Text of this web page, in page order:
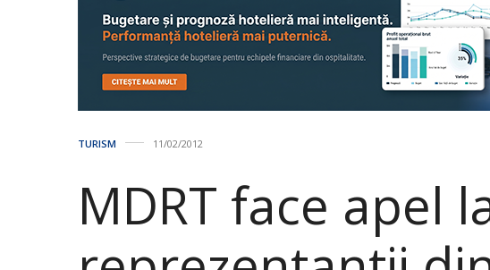
TURISM 11/02/2012
MDRT face apel